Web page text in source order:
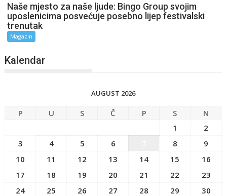
Naše mjesto za naše ljude: Bingo Group svojim
uposlenicima posvećuje posebno lijep festivalski
trenutak
Magazin
Kalendar
AUGUST 2026
P U S Č P S
N
1
2
3
4 5 6 8
9
10
11 12 13 14 15
16
17
18 19 20 21 22
23
24
25 26 27 28 29
30